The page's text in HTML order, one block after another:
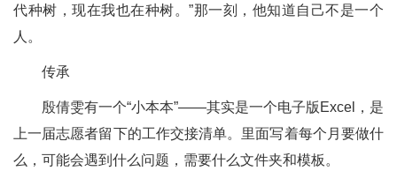
代种树，现在我也在种树。”那一刻，他知道自己不是一个
人。
传承
殷倩雯有一个“小本本”——其实是一个电子版Excel，是
上一届志愿者留下的工作交接清单。里面写着每个月要做什
么，可能会遇到什么问题，需要什么文件夹和模板。